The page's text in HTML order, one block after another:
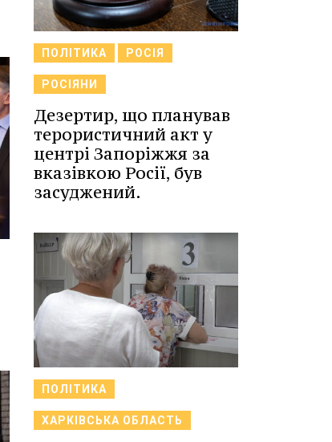
ПОЛІТИКА РОСІЯ
РОСІЯНИ
Дезертир, що планував
терористичний акт у
центрі Запоріжжя за
вказівкою Росії, був
засуджений.
ПОЛІТИКА
ХАРКІВСЬКА ОБЛАСТЬ